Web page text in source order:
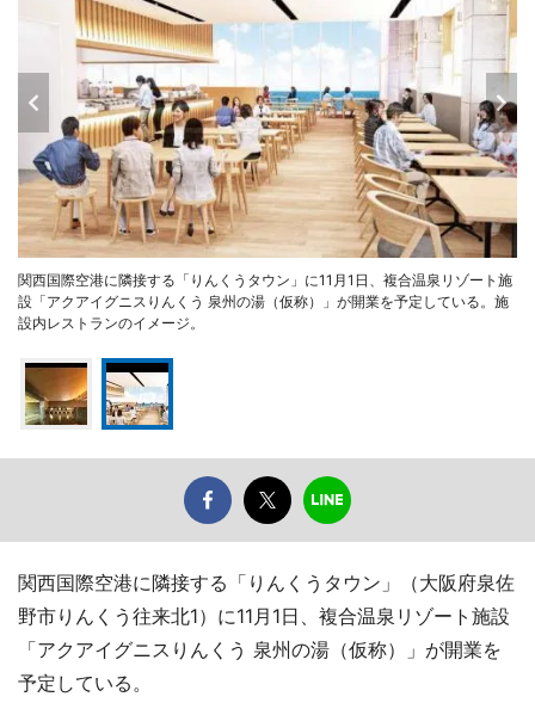
関西国際空港に隣接する「りんくうタウン」に11月1日、複合温泉リゾート施
設「アクアイグニスりんくう 泉州の湯（仮称）」が開業を予定している。施
設内レストランのイメージ。
関西国際空港に隣接する「りんくうタウン」（大阪府泉佐
野市りんくう往来北1）に11月1日、複合温泉リゾート施設
「アクアイグニスりんくう 泉州の湯（仮称）」が開業を
予定している。